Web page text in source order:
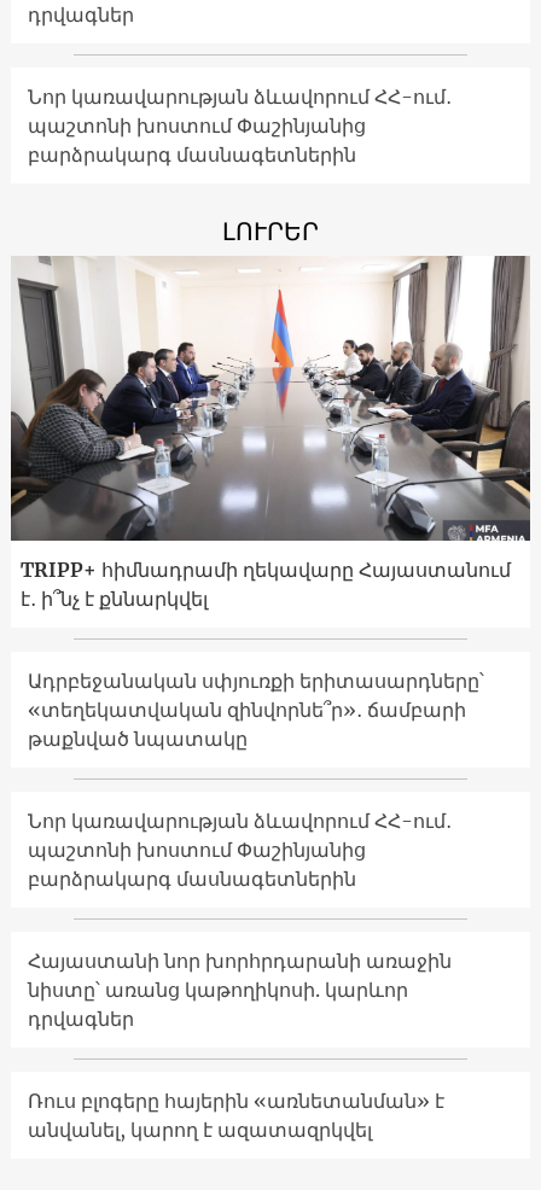
դրվագներ
Նոր կառավարության ձևավորում ՀՀ-ում․
պաշտոնի խոստում Փաշինյանից
բարձրակարգ մասնագետներին
ԼՈՒՐԵՐ
TRIPP+ հիմնադրամի ղեկավարը Հայաստանում
է․ ի՞նչ է քննարկվել
Ադրբեջանական սփյուռքի երիտասարդները՝
«տեղեկատվական զինվորնե՞ր»․ ճամբարի
թաքնված նպատակը
Նոր կառավարության ձևավորում ՀՀ-ում․
պաշտոնի խոստում Փաշինյանից
բարձրակարգ մասնագետներին
Հայաստանի նոր խորհրդարանի առաջին
նիստը՝ առանց կաթողիկոսի. կարևոր
դրվագներ
Ռուս բլոգերը հայերին «առնետանման» է
անվանել, կարող է ազատազրկվել